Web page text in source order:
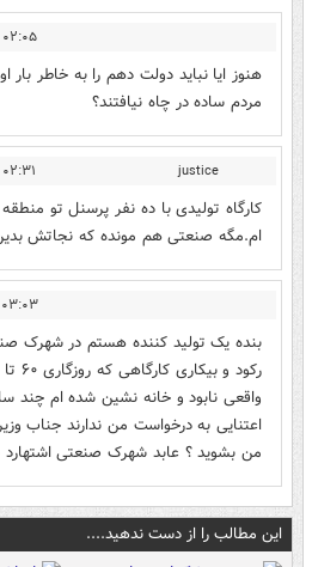
۰۲:۰۵ - ۱۳۹۵/۰۱/۲۷
هنوز ایا نباید دولت دهم را به خاطر
مردم ساده در چاه نیافتند؟
justice ۰۲:۳۱ - ۱۳۹۵/۰۱/۲۷
کارگاه تولیدی با ده نفر پرسنل تو
ام.مگه صنعتی هم مونده که نجاتش
۰۳:۰۳ - ۱۳۹۵/۰۱/۲۷
واقعی نابود و خانه نشین شده ام چند
اعتنایی به درخواست من ندارند جناب
من بشوید ؟ عابد شهرک صنعتی اشتهارد
این مطالب را از دست ندهید....